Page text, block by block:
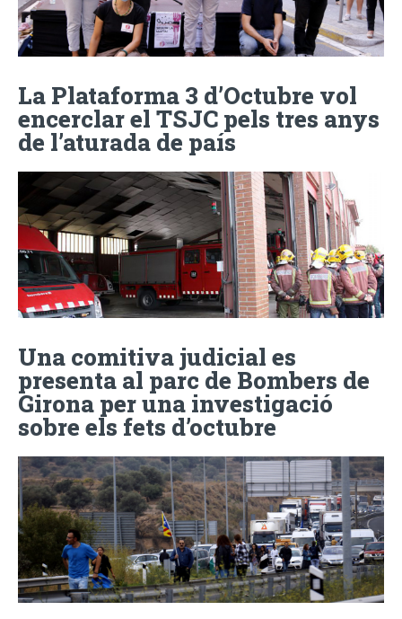
La Plataforma 3 d’Octubre vol
encerclar el TSJC pels tres anys
de l’aturada de país
Una comitiva judicial es
presenta al parc de Bombers de
Girona per una investigació
sobre els fets d’octubre